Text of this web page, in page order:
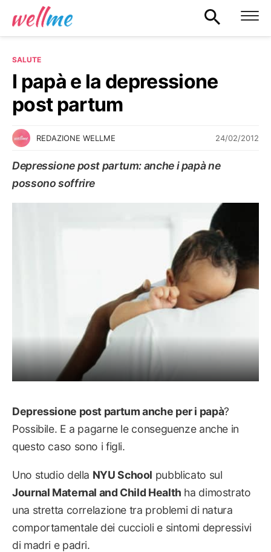
SALUTE
I papà e la depressione
post partum
REDAZIONE WELLME 24/02/2012
Depressione post partum: anche i papà ne
possono soffrire
Depressione post partum anche per i papà?
Possibile. E a pagarne le conseguenze anche in
questo caso sono i figli.
Uno studio della NYU School pubblicato sul
Journal Maternal and Child Health ha dimostrato
una stretta correlazione tra problemi di natura
comportamentale dei cuccioli e sintomi depressivi
di madri e padri.